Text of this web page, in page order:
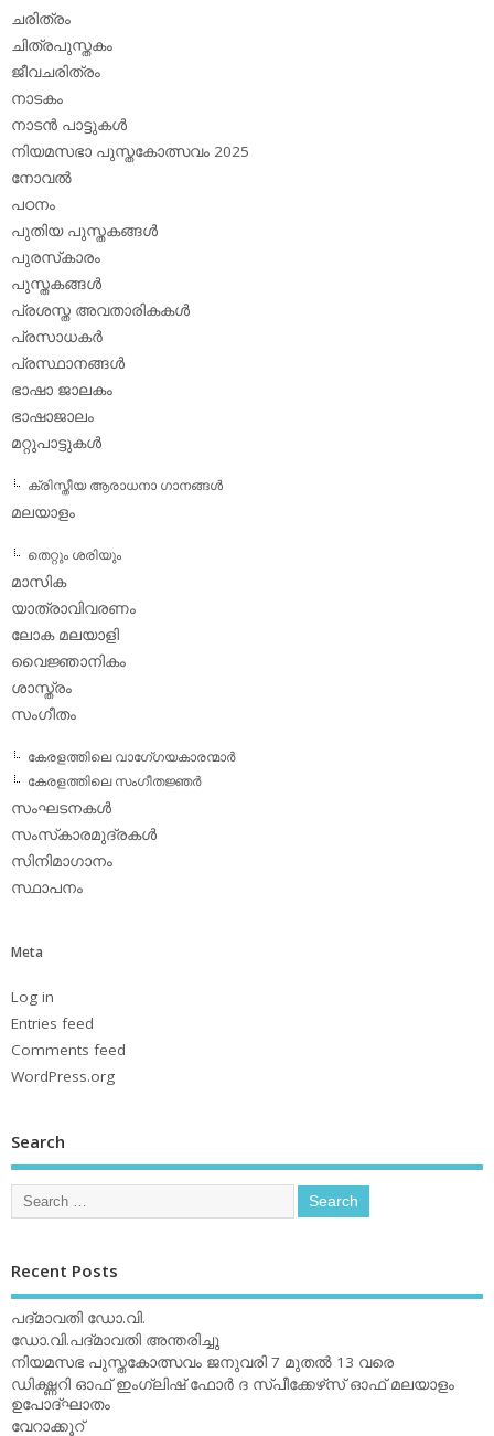
ചരിത്രം
ചിത്രപുസ്തകം
ജീവചരിത്രം
നാടകം
നാടന്‍ പാട്ടുകള്‍
നിയമസഭാ പുസ്തകോത്സവം 2025
നോവല്‍
പഠനം
പുതിയ പുസ്തകങ്ങള്‍
പുരസ്‌കാരം
പുസ്തകങ്ങള്‍
പ്രശസ്ത അവതാരികകള്‍
പ്രസാധകര്‍
പ്രസ്ഥാനങ്ങള്‍
ഭാഷാ ജാലകം
ഭാഷാജാലം
മറ്റുപാട്ടുകള്‍
ക്രിസ്തീയ ആരാധനാ ഗാനങ്ങള്‍
മലയാളം
തെറ്റും ശരിയും
മാസിക
യാത്രാവിവരണം
ലോക മലയാളി
വൈജ്ഞാനികം
ശാസ്ത്രം
സംഗീതം
കേരളത്തിലെ വാഗേ്ഗയകാരന്മാര്‍
കേരളത്തിലെ സംഗീതജ്ഞര്‍
സംഘടനകള്‍
സംസ്‌കാരമുദ്രകള്‍
സിനിമാഗാനം
സ്ഥാപനം
Meta
Log in
Entries feed
Comments feed
WordPress.org
Search
Recent Posts
പദ്മാവതി ഡോ.വി.
ഡോ.വി.പദ്മാവതി അന്തരിച്ചു
നിയമസഭ പുസ്തകോത്സവം ജനുവരി 7 മുതല്‍ 13 വരെ
ഡിക്ഷ്ണറി ഓഫ് ഇംഗ്ലിഷ് ഫോര്‍ ദ സ്പീക്കേഴ്‌സ് ഓഫ് മലയാളം
ഉപോദ്ഘാതം
വേറാക്കൂറ്